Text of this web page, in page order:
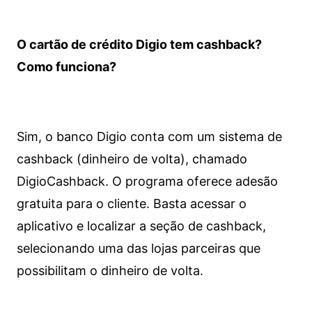
O cartão de crédito Digio tem cashback?
Como funciona?
Sim, o banco Digio conta com um sistema de
cashback (dinheiro de volta), chamado
DigioCashback. O programa oferece adesão
gratuita para o cliente. Basta acessar o
aplicativo e localizar a seção de cashback,
selecionando uma das lojas parceiras que
possibilitam o dinheiro de volta.